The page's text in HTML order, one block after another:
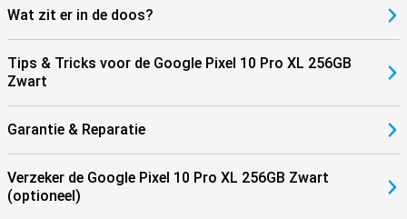
Wat zit er in de doos?
Tips & Tricks voor de Google Pixel 10 Pro XL 256GB
Zwart
Garantie & Reparatie
Verzeker de Google Pixel 10 Pro XL 256GB Zwart
(optioneel)